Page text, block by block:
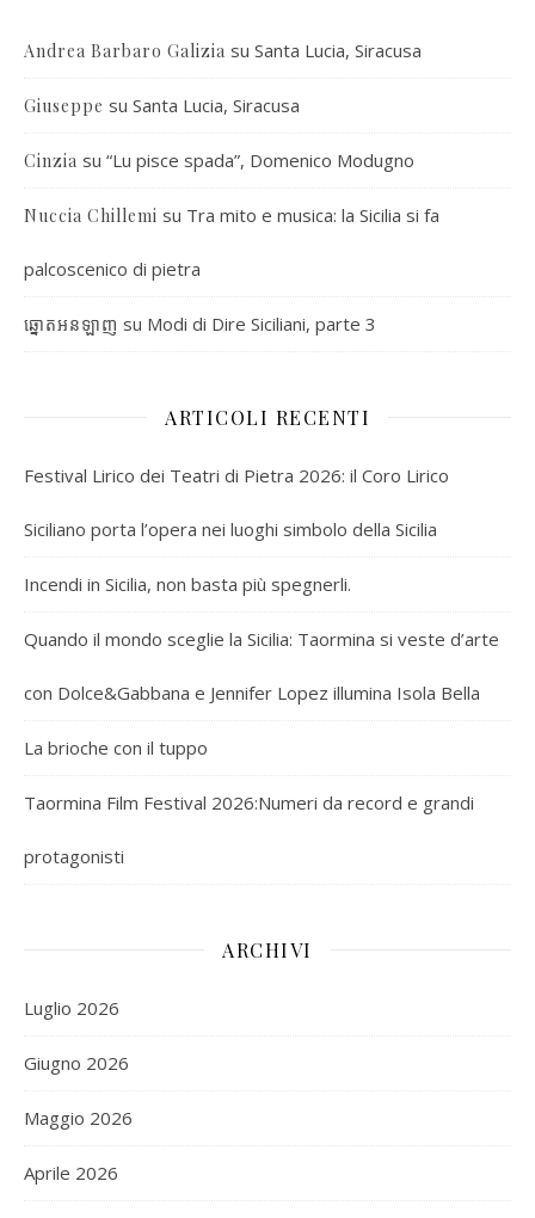
Andrea Barbaro Galizia su Santa Lucia, Siracusa
Giuseppe su Santa Lucia, Siracusa
Cinzia su “Lu pisce spada”, Domenico Modugno
Nuccia Chillemi su Tra mito e musica: la Sicilia si fa
palcoscenico di pietra
ឆ្នោតអនឡាញ su Modi di Dire Siciliani, parte 3
ARTICOLI RECENTI
Festival Lirico dei Teatri di Pietra 2026: il Coro Lirico
Siciliano porta l’opera nei luoghi simbolo della Sicilia
Incendi in Sicilia, non basta più spegnerli.
Quando il mondo sceglie la Sicilia: Taormina si veste d’arte
con Dolce&Gabbana e Jennifer Lopez illumina Isola Bella
La brioche con il tuppo
Taormina Film Festival 2026:Numeri da record e grandi
protagonisti
ARCHIVI
Luglio 2026
Giugno 2026
Maggio 2026
Aprile 2026